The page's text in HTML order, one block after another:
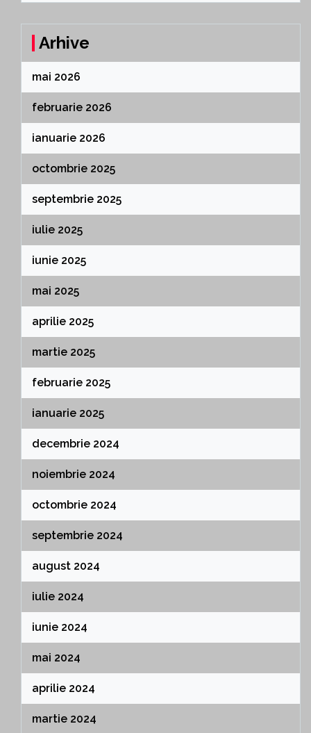
Arhive
mai 2026
februarie 2026
ianuarie 2026
octombrie 2025
septembrie 2025
iulie 2025
iunie 2025
mai 2025
aprilie 2025
martie 2025
februarie 2025
ianuarie 2025
decembrie 2024
noiembrie 2024
octombrie 2024
septembrie 2024
august 2024
iulie 2024
iunie 2024
mai 2024
aprilie 2024
martie 2024